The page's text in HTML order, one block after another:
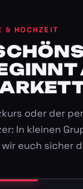
& HOCHZEIT
oder der
In kleinen
euch sicher